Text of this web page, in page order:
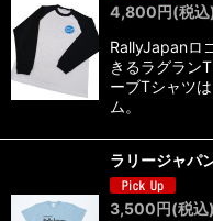
4,800円(税込
RallyJapanロ
きるラグラン
ーブTシャツ
ム。
ラリージャパ
3,500円(税込)